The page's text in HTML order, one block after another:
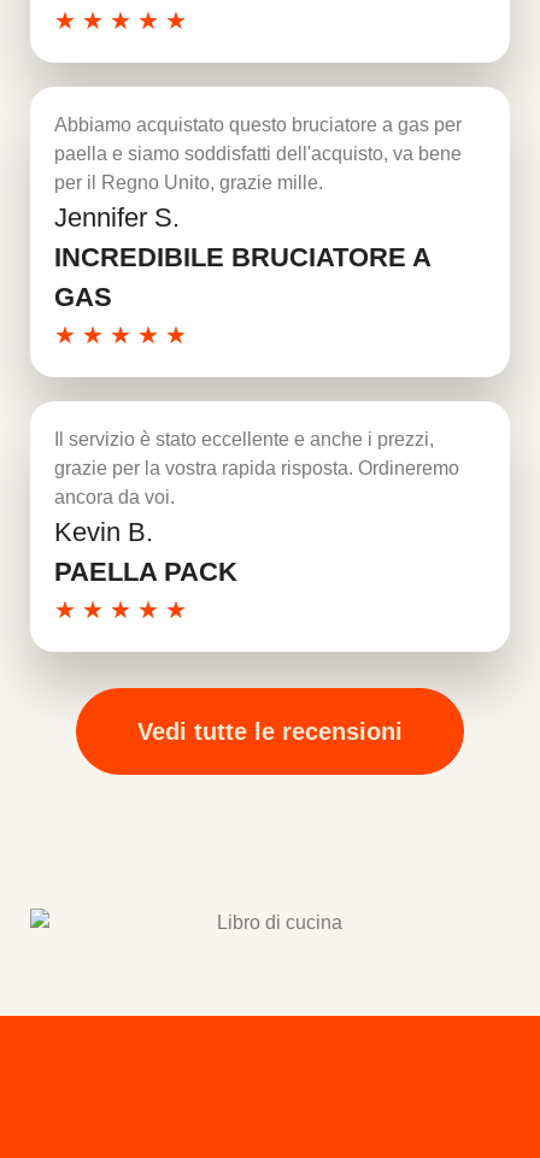
★ ★ ★ ★ ★
Abbiamo acquistato questo bruciatore a gas per
paella e siamo soddisfatti dell'acquisto, va bene
per il Regno Unito, grazie mille.
Jennifer S.
INCREDIBILE BRUCIATORE A
GAS
★ ★ ★ ★ ★
Il servizio è stato eccellente e anche i prezzi,
grazie per la vostra rapida risposta. Ordineremo
ancora da voi.
Kevin B.
PAELLA PACK
★ ★ ★ ★ ★
Vedi tutte le recensioni